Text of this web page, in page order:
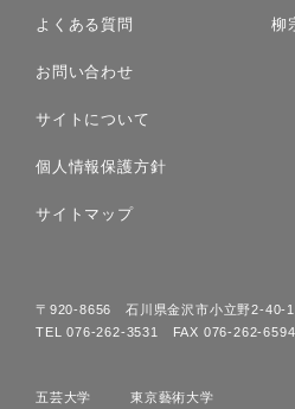
よくある質問
お問い合わせ
サイトについて
個人情報保護方針
サイトマップ
柳
〒920-8656 石川県金沢市小立野2-40-1
TEL 076-262-3531 FAX 076-262-6594
五芸大学 東京藝術大学